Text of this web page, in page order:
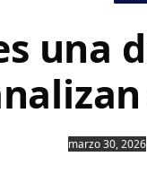
una
marzo 30, 2026